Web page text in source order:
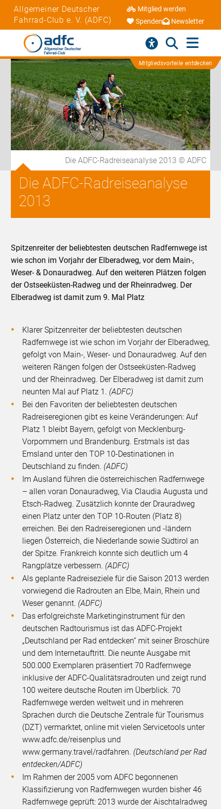
Allgemeiner Deutscher
Fahrrad-Club e. V. (ADFC)
Mitglied werden
Spenden
Newsletter
Mitgliedsvorteile entdecken
Die ADFC-Radreiseanalyse 2013 © ADFC
Die ADFC-Radreiseanalyse
2013
Spitzenreiter der beliebtesten deutschen Radfernwege ist
wie schon im Vorjahr der Elberadweg, vor dem Main-,
Weser- & Donauradweg. Auf den weiteren Plätzen folgen
der Ostseeküsten-Radweg und der Rheinradweg. Der
Elberadweg ist damit zum 9. Mal Platz
Klarer Spitzenreiter der beliebtesten deutschen
Radfernwege ist wie schon im Vorjahr der Elberadweg,
gefolgt von Main-, Weser- und Donauradweg. Auf den
weiteren Rängen folgen der Ostseeküsten-Radweg
und der Rheinradweg. Der Elberadweg ist damit zum
neunten Mal auf Platz 1. (ADFC)
Bei den Favoriten der beliebtesten deutschen
Radreiseregionen gibt es keine Veränderungen: Auf
Platz 1 bleibt Bayern, gefolgt von Mecklenburg-
Vorpommern und Brandenburg. Erstmals ist das
Emsland unter den TOP 10-Destinationen in
Deutschland zu finden. (ADFC)
Im Ausland führen die österreichischen Radfernwege
– allen voran Donauradweg, Via Claudia Augusta und
Etsch-Radweg. Zusätzlich konnte der Drauradweg
einen Platz unter den TOP 10-Routen (Platz 8)
erreichen. Bei den Radreiseregionen und -ländern
liegen Österreich, die Niederlande sowie Südtirol an
der Spitze. Frankreich konnte sich deutlich um 4
Rangplätze verbessern. (ADFC)
Als geplante Radreiseziele für die Saison 2013 werden
vorwiegend die Radrouten an Elbe, Main, Rhein und
Weser genannt. (ADFC)
Das erfolgreichste Marketinginstrument für den
deutschen Radtourismus ist das ADFC-Projekt
„Deutschland per Rad entdecken“ mit seiner Broschüre
und dem Internetauftritt. Die neunte Ausgabe mit
500.000 Exemplaren präsentiert 70 Radfernwege
inklusive der ADFC-Qualitätsradrouten und zeigt rund
100 weitere deutsche Routen im Überblick. 70
Radfernwege werden weltweit und in mehreren
Sprachen durch die Deutsche Zentrale für Tourismus
(DZT) vermarktet, online mit vielen Servicetools unter
www.adfc.de/reisenplus und
www.germany.travel/radfahren. (Deutschland per Rad
entdecken/ADFC)
Im Rahmen der 2005 vom ADFC begonnenen
Klassifizierung von Radfernwegen wurden bisher 46
Radfernwege geprüft: 2013 wurde der Aischtalradweg